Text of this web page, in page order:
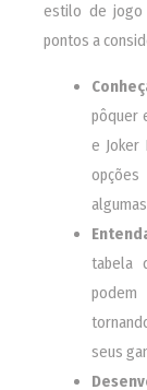
estilo de jogo
pontos a
pôquer
e Joker
tabela
seus